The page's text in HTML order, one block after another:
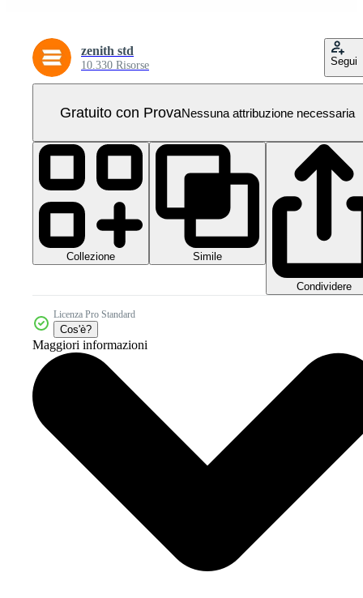
zenith std
10.330 Risorse Segui
Gratuito con ProvaNessuna attribuzione necessaria
Collezione Simile
Condividere
Licenza Pro Standard
Cos'è?
Maggiori informazioni